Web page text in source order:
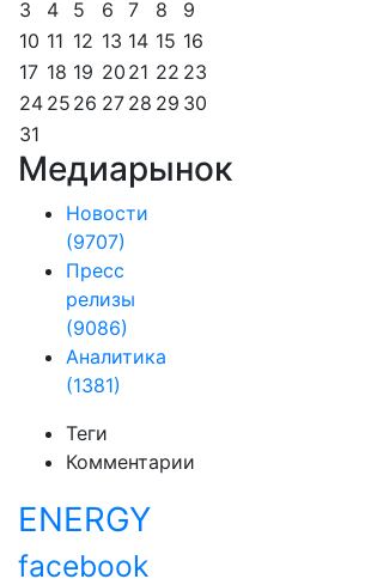
3
4 5 6 7 8
9
10 11 12 13 14 15 16
17 18 19 20 21 22 23
24 25 26 27 28 29 30
31
Медиарынок
Новости
(9707)
Пресс
релизы
(9086)
Аналитика
(1381)
Теги
Комментарии
ENERGY
facebook